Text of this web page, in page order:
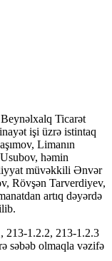
Ticarət
işi üzrə istintaq
Limanın
həmin
müvəkkili Ənvər
Rövşən Tarverdiyev,
artıq dəyərdə
213-1.2.2, 213-1.2.3
səbəb olmaqla vəzifə